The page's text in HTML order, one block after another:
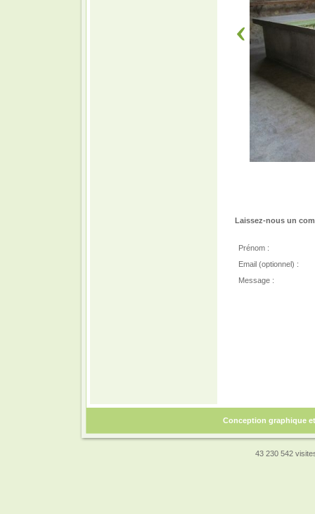
Laissez-nous un
Prénom :
Email (optionnel) :
Message :
Conception graphique
43 230 542